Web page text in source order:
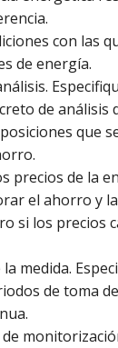
con las
de energía.
de análisis
que
precios de la
el ahorro y
si los precios
la medida.
de toma